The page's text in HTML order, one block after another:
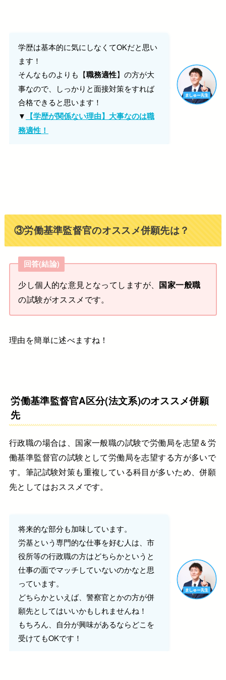
学歴は基本的に気にしなくてOKだと思い
ます！
そんなものよりも【職務適性】の方が大
事なので、しっかりと面接対策をすれば
合格できると思います！
▼ 【学歴が関係ない理由】大事なのは職
務適性！
③労働基準監督官のオススメ併願先は？
回答(結論)
少し個人的な意見となってしますが、 国家一般職
の試験がオススメです。
理由を簡単に述べますね！
労働基準監督官A区分(法文系)のオススメ併願
先
行政職の場合は、国家一般職の試験で労働局を志望＆労
働基準監督官の試験として労働局を志望する方が多いで
す。筆記試験対策も重複している科目が多いため、併願
先としてはおススメです。
将来的な部分も加味しています。
労基という専門的な仕事を好む人は、市
役所等の行政職の方はどちらかというと
仕事の面でマッチしていないのかなと思
っています。
どちらかといえば、警察官とかの方が併
願先としてはいいかもしれませんね！
もちろん、自分が興味があるならどこを
受けてもOKです！